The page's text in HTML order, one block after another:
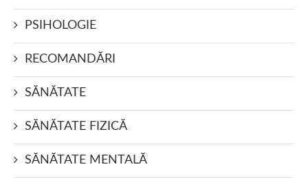
PSIHOLOGIE
RECOMANDĂRI
SĂNĂTATE
SĂNĂTATE FIZICĂ
SĂNĂTATE MENTALĂ